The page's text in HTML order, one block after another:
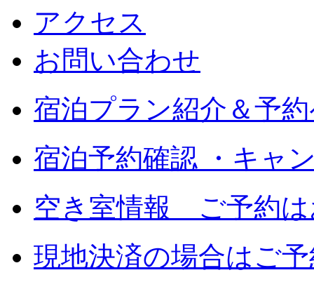
アクセス
お問い合わせ
宿泊プラン紹介＆予
宿泊予約確認 ・キャ
空き室情報 ご予約は
現地決済の場合はご